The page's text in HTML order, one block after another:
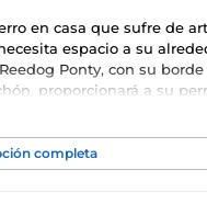
en casa que sufre de
espacio a su
Ponty, con su
proporcionará a su
lo que no tendrá ninguna
se dormirá en una cama
completa